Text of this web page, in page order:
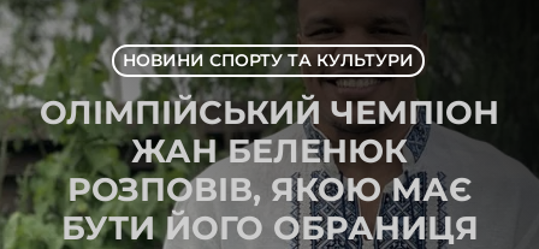
НОВИНИ СПОРТУ ТА КУЛЬТУРИ
ОЛІМПІЙСЬКИЙ ЧЕМПІОН
ЖАН БЕЛЕНЮК
РОЗПОВІВ, ЯКОЮ МАЄ
БУТИ ЙОГО ОБРАНИЦЯ